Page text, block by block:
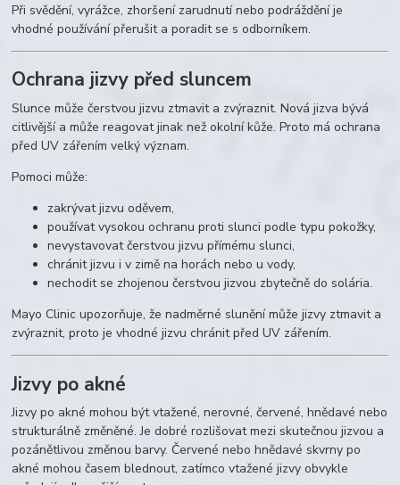
Při svědění, vyrážce, zhoršení zarudnutí nebo podráždění je
vhodné používání přerušit a poradit se s odborníkem.
Ochrana jizvy před sluncem
Slunce může čerstvou jizvu ztmavit a zvýraznit. Nová jizva bývá
citlivější a může reagovat jinak než okolní kůže. Proto má ochrana
před UV zářením velký význam.
Pomoci může:
zakrývat jizvu oděvem,
používat vysokou ochranu proti slunci podle typu pokožky,
nevystavovat čerstvou jizvu přímému slunci,
chránit jizvu i v zimě na horách nebo u vody,
nechodit se zhojenou čerstvou jizvou zbytečně do solária.
Mayo Clinic upozorňuje, že nadměrné slunění může jizvy ztmavit a
zvýraznit, proto je vhodné jizvu chránit před UV zářením.
Jizvy po akné
Jizvy po akné mohou být vtažené, nerovné, červené, hnědavé nebo
strukturálně změněné. Je dobré rozlišovat mezi skutečnou jizvou a
pozánětlivou změnou barvy. Červené nebo hnědavé skvrny po
akné mohou časem blednout, zatímco vtažené jizvy obvykle